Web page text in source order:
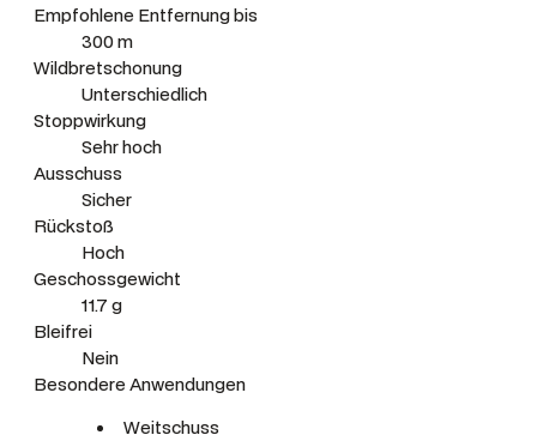
Empfohlene Entfernung bis
300 m
Wildbretschonung
Unterschiedlich
Stoppwirkung
Sehr hoch
Ausschuss
Sicher
Rückstoß
Hoch
Geschossgewicht
11.7 g
Bleifrei
Nein
Besondere Anwendungen
Weitschuss